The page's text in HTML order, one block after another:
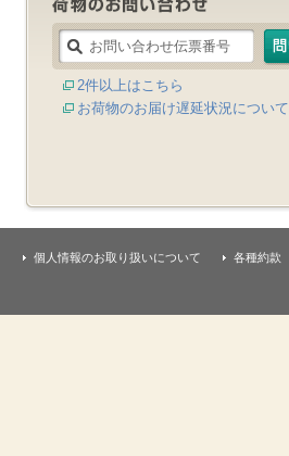
2件以上はこちら
お荷物のお届け遅延状況について
個人情報のお取り扱いについて 各種約款